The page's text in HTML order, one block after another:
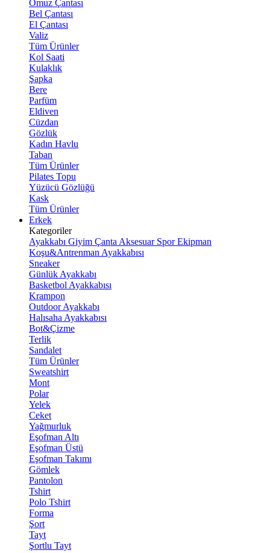
Omuz Çantası
Bel Çantası
El Çantası
Valiz
Tüm Ürünler
Kol Saati
Kulaklık
Şapka
Bere
Parfüm
Eldiven
Cüzdan
Gözlük
Kadın Havlu
Taban
Tüm Ürünler
Pilates Topu
Yüzücü Gözlüğü
Kask
Tüm Ürünler
Erkek
Kategoriler
Ayakkabı Giyim Çanta Aksesuar Spor Ekipman
Koşu&Antrenman Ayakkabısı
Sneaker
Günlük Ayakkabı
Basketbol Ayakkabısı
Krampon
Outdoor Ayakkabı
Halısaha Ayakkabısı
Bot&Çizme
Terlik
Sandalet
Tüm Ürünler
Sweatshirt
Mont
Polar
Yelek
Ceket
Yağmurluk
Eşofman Altı
Eşofman Üstü
Eşofman Takımı
Gömlek
Pantolon
Tshirt
Polo Tshirt
Forma
Şort
Tayt
Şortlu Tayt